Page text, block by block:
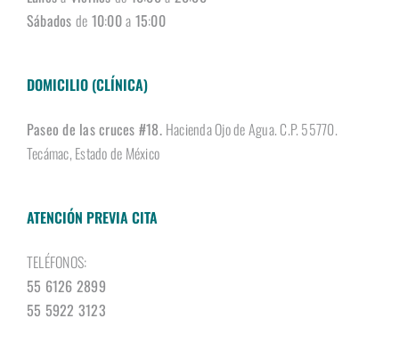
Sábados de 10:00a 15:00
DOMICILIO (CLÍNICA)
Paseo de las cruces #18. Hacienda Ojo de Agua. C.P. 55770.
Tecámac, Estado de México
ATENCIÓN PREVIA CITA
TELÉFONOS:
55 6126 2899
55 5922 3123